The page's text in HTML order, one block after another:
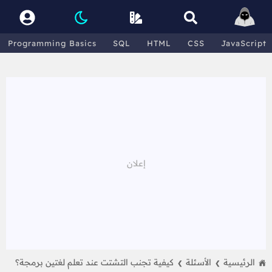
Programming Basics SQL HTML CSS JavaScript
الرئيسية ❯ الأسئلة ❯ كيفية تجنب التشتت عند تعلم لغتين برمجة؟